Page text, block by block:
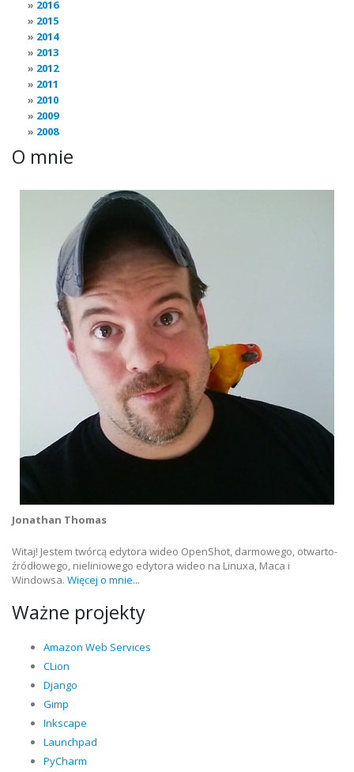
2016
2015
2014
2013
2012
2011
2010
2009
2008
O mnie
Jonathan Thomas
Witaj! Jestem twórcą edytora wideo OpenShot, darmowego, otwarto-
źródłowego, nieliniowego edytora wideo na Linuxa, Maca i
Windowsa. Więcej o mnie...
Ważne projekty
Amazon Web Services
CLion
Django
Gimp
Inkscape
Launchpad
PyCharm